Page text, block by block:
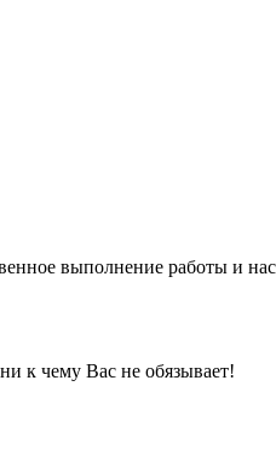
выполнение работы и
к чему Вас не обязывает!